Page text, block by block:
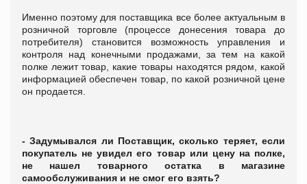
Именно поэтому для поставщика все более актуальным в
розничной торговле (процессе донесения товара до
потребителя) становится возможность управления и
контроля над конечными продажами, за тем на какой
полке лежит товар, какие товары находятся рядом, какой
информацией обеспечен товар, по какой розничной цене
он продается.
- Задумывался ли Поставщик, сколько теряет, если
покупатель не увидел его товар или цену на полке,
не нашел товарного остатка в магазине
самообслуживания и не смог его взять?